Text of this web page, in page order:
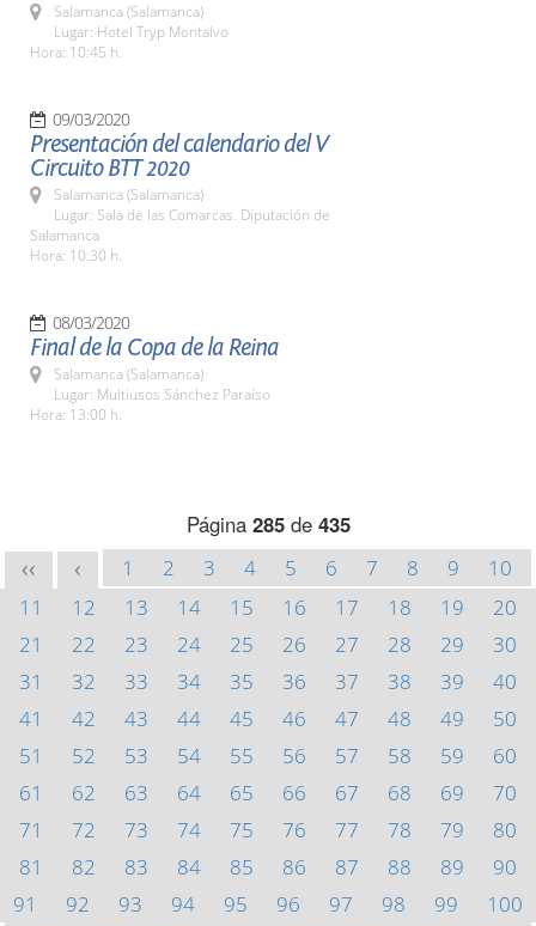
Salamanca (Salamanca)
Lugar: Hotel Tryp Montalvo
Hora: 10:45 h.
09/03/2020
Presentación del calendario del V
Circuito BTT 2020
Salamanca (Salamanca)
Lugar: Sala de las Comarcas. Diputación de
Salamanca
Hora: 10:30 h.
08/03/2020
Final de la Copa de la Reina
Salamanca (Salamanca)
Lugar: Multiusos Sánchez Paraíso
Hora: 13:00 h.
Página 285de 435
<< < 1 2 3 4 5 6 7 8 9
10
11
12 13 14 15 16 17 18 19
20
21
22 23 24 25 26 27 28 29
30
31
32 33 34 35 36 37 38 39
40
41
42 43 44 45 46 47 48 49
50
51
52 53 54 55 56 57 58 59
60
61
62 63 64 65 66 67 68 69
70
71
72 73 74 75 76 77 78 79
80
81
82 83 84 85 86 87 88 89
90
91
92 93 94 95 96 97 98 99
100